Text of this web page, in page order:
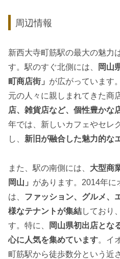
周辺情報
新西大寺町筋駅の最大の魅力
す。駅のすぐ北側には、
岡山
町商店街」 が広がっています
元の人々に親しまれてきた商
店、雑貨店など、個性豊かな
年では、新しいカフェやセレ
し、 新旧が融合した魅力的な
また、駅の南側には、 大型商
岡山」 があります。2014年に
は、 ファッション、グルメ、
様なテナントが集結しており
す。特に、
岡山県初出店とな
心に人気を集めています。イ
町筋駅から徒歩数分という近